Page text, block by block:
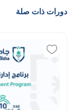
دورات ذات صلة